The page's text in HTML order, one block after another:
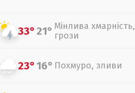
33°21° Мінлива хмарність,
грози
23°16° Похмуро, зливи